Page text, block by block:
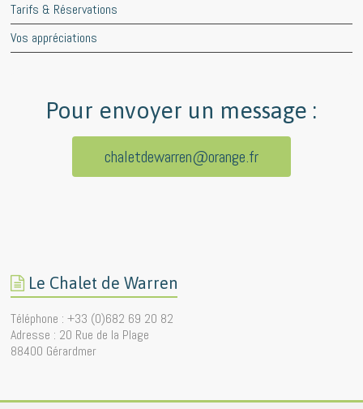
Tarifs & Réservations
Vos appréciations
Pour envoyer un message :
chaletdewarren@orange.fr
Le Chalet de Warren
Téléphone : +33 (0)682 69 20 82
Adresse : 20 Rue de la Plage
88400 Gérardmer